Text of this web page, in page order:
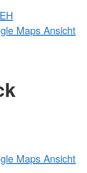
Maps Ansicht
Maps Ansicht